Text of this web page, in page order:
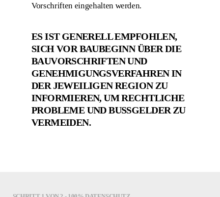
Vorschriften eingehalten werden.
ES IST GENERELL EMPFOHLEN,
SICH VOR BAUBEGINN ÜBER DIE
BAUVORSCHRIFTEN UND
GENEHMIGUNGSVERFAHREN IN
DER JEWEILIGEN REGION ZU
INFORMIEREN, UM RECHTLICHE
PROBLEME UND BUSSGELDER ZU V
ERMEIDEN.